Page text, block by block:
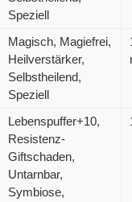
Speziell
Magisch, Magiefrei,
Heilverstärker,
Selbstheilend,
Speziell
Lebenspuffer+10,
Resistenz-
Giftschaden,
Untarnbar,
Symbiose,